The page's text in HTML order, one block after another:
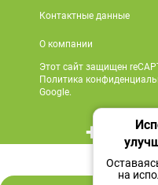
Контактные данные
О компании
Этот сайт защищен
Политика
Google.
+7
Мы в
на